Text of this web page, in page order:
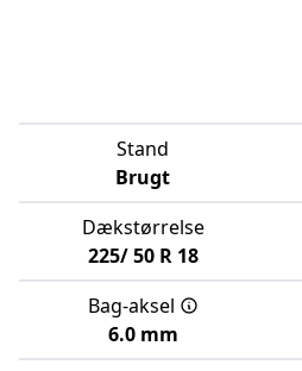
Stand
Brugt
Dækstørrelse
225/ 50 R 18
Bag-aksel
6.0 mm